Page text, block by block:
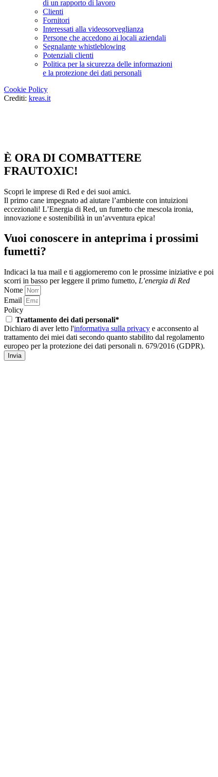
di un rapporto di lavoro
Clienti
Fornitori
Interessati alla videosorveglianza
Persone che accedono ai locali aziendali
Segnalante whistleblowing
Potenziali clienti
Politica per la sicurezza delle informazioni
e la protezione dei dati personali
Cookie Policy
Crediti: kreas.it
È ORA DI COMBATTERE
FRAUTOXIC!
Scopri le imprese di Red e dei suoi amici.
Il primo cane impegnato ad aiutare l’ambiente con intuizioni
eccezionali! L’Energia di Red, un fumetto che mescola ironia,
innovazione e sostenibilità in un’avventura epica!
Vuoi conoscere in anteprima i prossimi
fumetti?
Indicaci la tua mail e ti aggiorneremo con le prossime iniziative e poi
scorri in basso per leggere il primo fumetto, L’energia di Red
Nome
Email
Policy
Trattamento dei dati personali*
Dichiaro di aver letto l'informativa sulla privacy e acconsento al
trattamento dei miei dati secondo quanto stabilito dal regolamento
europeo per la protezione dei dati personali n. 679/2016 (GDPR).
Invia